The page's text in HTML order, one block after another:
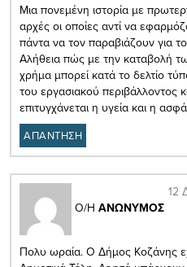
Μια πονεμένη ιστορία με
αρχές οι οποίες αντί να
πάντα να τον παραβιάζουν για
Αλήθεια πώς με την καταβολή
χρήμα μπορεί κατά το δελτίο
του εργασιακού περιβάλλοντος
επιτυγχάνεται η υγεία και η
ΑΠΑΝΤΗΣΗ
Ο/Η ΑΝΩΝΥΜΟΣ
12
Πολυ ωραία. Ο Δήμος Κοζάνης